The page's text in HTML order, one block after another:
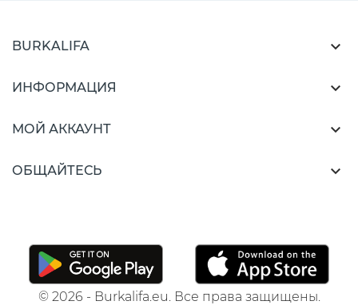
BURKALIFA 
ИНФОРМАЦИЯ 
МОЙ АККАУНТ 
ОБЩАЙТЕСЬ 
© 2026 - Burkalifa.eu. Все права защищены.